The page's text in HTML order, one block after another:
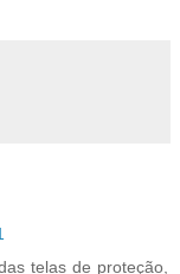
telas de proteção,